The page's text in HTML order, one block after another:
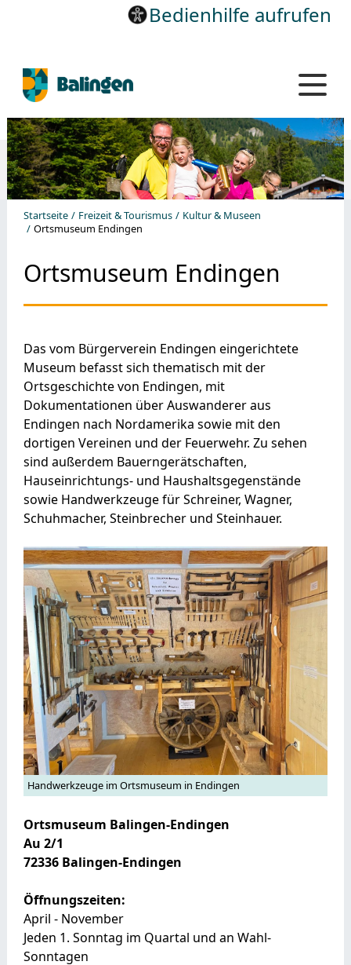
Bedienhilfe aufrufen
Startseite Freizeit & Tourismus
Kultur & Museen
Ortsmuseum Endingen
Ortsmuseum Endingen
Das vom Bürgerverein Endingen eingerichtete
Museum befasst sich thematisch mit der
Ortsgeschichte von Endingen, mit
Dokumentationen über Auswanderer aus
Endingen nach Nordamerika sowie mit den
dortigen Vereinen und der Feuerwehr. Zu sehen
sind außerdem Bauerngerätschaften,
Hauseinrichtungs- und Haushaltsgegenstände
sowie Handwerkzeuge für Schreiner, Wagner,
Schuhmacher, Steinbrecher und Steinhauer.
Handwerkzeuge im Ortsmuseum in Endingen
Ortsmuseum Balingen-Endingen
Au 2/1
72336 Balingen-Endingen
Öffnungszeiten:
April - November
Jeden 1. Sonntag im Quartal und an Wahl-
Sonntagen